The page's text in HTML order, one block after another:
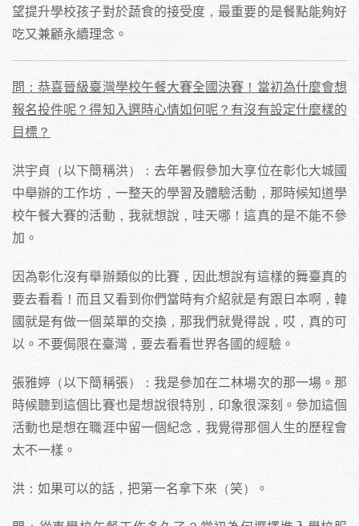
望提升學校孩子對於蔬食的接受度，最重要的是餐點能夠好
吃又兼顧永續理念。
問：恭喜晉級臺灣學校午餐大賽全國決賽！當初為什麼會想
報名投件呢？得知入選時心情如何呢？有沒有設定什麼樣的
目標？
洪宇貞（以下簡稱洪）：去年暑假參加大享位在彰化大城國
中舉辦的工作坊，一整天的學習及體驗活動，那時候知道學
校午餐大賽的活動，我就想說，哇天哪！這真的是不能不參
加。
因為彰化沒有舉辦類似的比賽，因此想說有這樣的舞臺真的
要去看看！而且又看到你們當時有介紹就是有跟日本啊，韓
國就是有做一個菜單的交換，那我們就覺得說，哎，真的可
以。不要侷限在臺灣，要去看看世界各國的經驗。
張雅婷（以下簡稱張）：我是參加在二林場次的那一場。那
時候聽到這個比賽也是想說很特別，印象很深刻。參加這個
活動也是想在職涯中留一個紀念，我覺得那個人生的歷程會
太不一樣。
洪：如果可以的話，把第一名拿下來（笑）。